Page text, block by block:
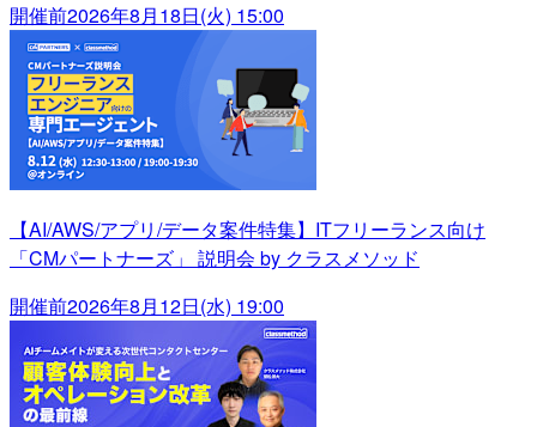
開催前2026年8月18日(火) 15:00
【AI/AWS/アプリ/データ案件特集】ITフリーランス向け
「CMパートナーズ」 説明会 by クラスメソッド
開催前2026年8月12日(水) 19:00